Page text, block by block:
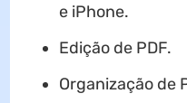
e iPhone.
Edição de PDF.
Organização de